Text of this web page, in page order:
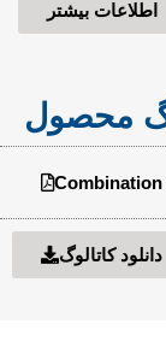
اطلاعات بیشتر
محصول
دانلود کاتالوگ